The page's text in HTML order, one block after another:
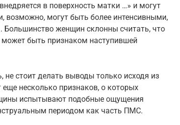
в поверхность матки …» и могут
возможно, могут быть более интенсивными,
Большинство женщин склонны считать, что
быть признаком наступившей
не стоит делать выводы только исходя из
несколько признаков, о которых
испытывают подобные ощущения
периодом как часть ПМС.